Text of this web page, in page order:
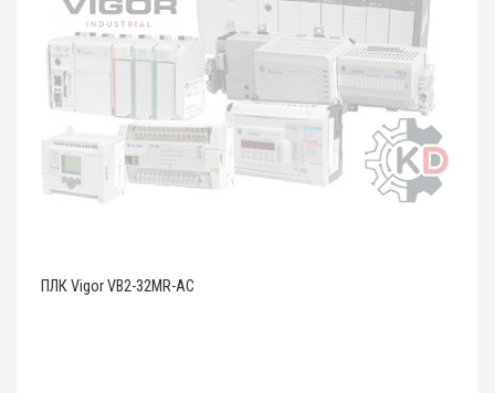
ПЛК Vigor VB2-32MR-AC